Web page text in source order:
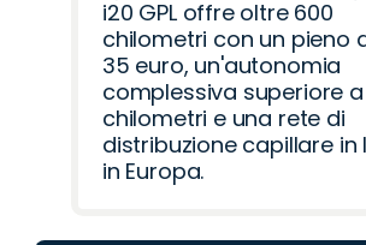
i20 GPL offre oltre 600
chilometri con un pieno
35 euro, un'autonomia
complessiva superiore a
chilometri e una rete di
distribuzione capillare in
in Europa.